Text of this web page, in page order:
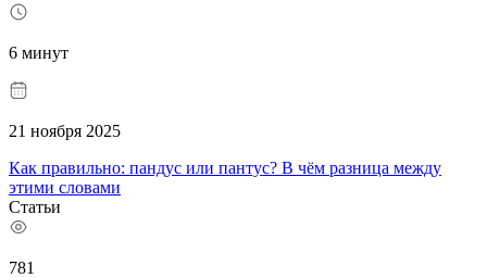
6 минут
21 ноября 2025
Как правильно: пандус или пантус? В чём разница между
этими словами
Статьи
781